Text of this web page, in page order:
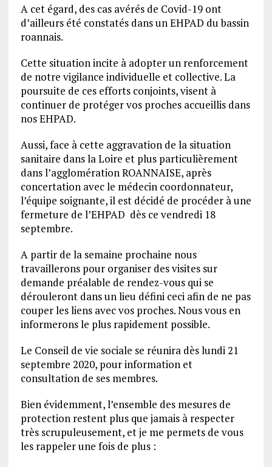
A cet égard, des cas avérés de Covid-19 ont
d’ailleurs été constatés dans un EHPAD du bassin
roannais.
Cette situation incite à adopter un renforcement
de notre vigilance individuelle et collective. La
poursuite de ces efforts conjoints, visent à
continuer de protéger vos proches accueillis dans
nos EHPAD.
Aussi, face à cette aggravation de la situation
sanitaire dans la Loire et plus particulièrement
dans l’agglomération ROANNAISE, après
concertation avec le médecin coordonnateur,
l’équipe soignante, il est décidé de procéder à une
fermeture de l’EHPAD dès ce vendredi 18
septembre.
A partir de la semaine prochaine nous
travaillerons pour organiser des visites sur
demande préalable de rendez-vous qui se
dérouleront dans un lieu défini ceci afin de ne pas
couper les liens avec vos proches. Nous vous en
informerons le plus rapidement possible.
Le Conseil de vie sociale se réunira dès lundi 21
septembre 2020, pour information et
consultation de ses membres.
Bien évidemment, l’ensemble des mesures de
protection restent plus que jamais à respecter
très scrupuleusement, et je me permets de vous
les rappeler une fois de plus :